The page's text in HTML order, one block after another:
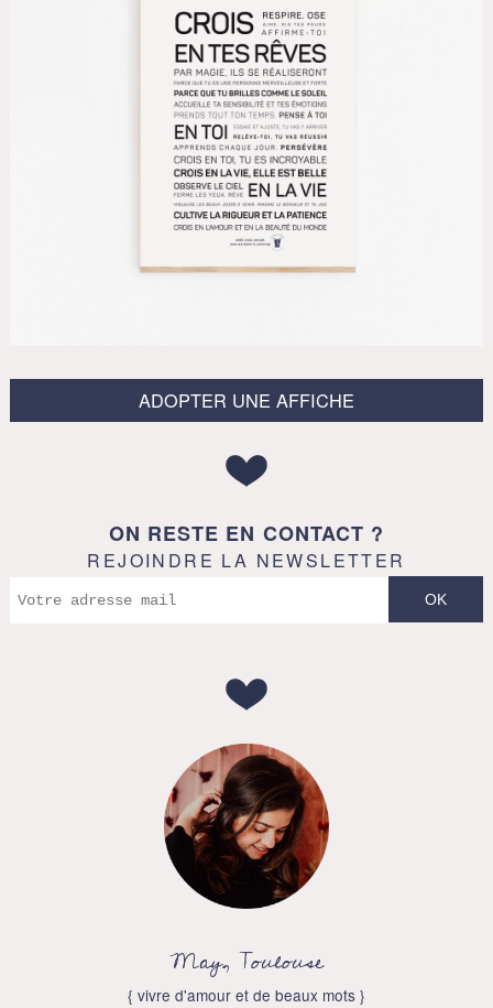
ADOPTER UNE AFFICHE
ON RESTE EN CONTACT ?
REJOINDRE LA NEWSLETTER
May, Toulouse
{ vivre d'amour et de beaux mots }